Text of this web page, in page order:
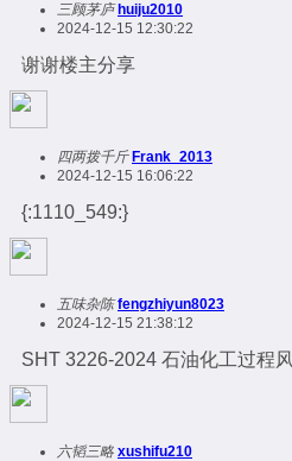
三顾茅庐 huiju2010
2024-12-15 12:30:22
谢谢楼主分享
四两拨千斤 Frank_2013
2024-12-15 16:06:22
{:1110_549:}
五味杂陈 fengzhiyun8023
2024-12-15 21:38:12
SHT 3226-2024 石油化工过程
六韬三略 xushifu210